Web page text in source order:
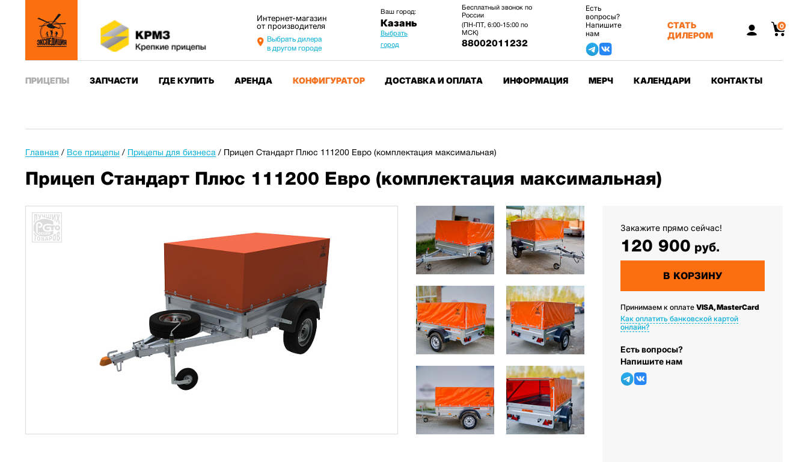
Интернет-магазин
от производителя
Выбрать дилера
в другом городе
Ваш город:
Казань
Выбрать
город
Бесплатный звонок по
России
(ПН-ПТ, 6:00-15:00 по
МСК)
88002011232
Есть
вопросы?
Напишите
нам
СТАТЬ
ДИЛЕРОМ
0
ПРИЦЕПЫ ЗАПЧАСТИ ГДЕ КУПИТЬ АРЕНДА КОНФИГУРАТОР ДОСТАВКА И ОПЛАТА ИНФОРМАЦИЯ МЕРЧ КАЛЕНДАРИ КОНТАКТЫ
Главная / Все прицепы / Прицепы для бизнеса / Прицеп Стандарт Плюс 111200 Евро (комплектация максимальная)
Прицеп Стандарт Плюс 111200 Евро (комплектация максимальная)
Закажите прямо сейчас!
120 900 руб.
В КОРЗИНУ
Принимаем к оплате VISA, MasterCard
Как оплатить банковской картой
онлайн?
Есть вопросы?
Напишите нам